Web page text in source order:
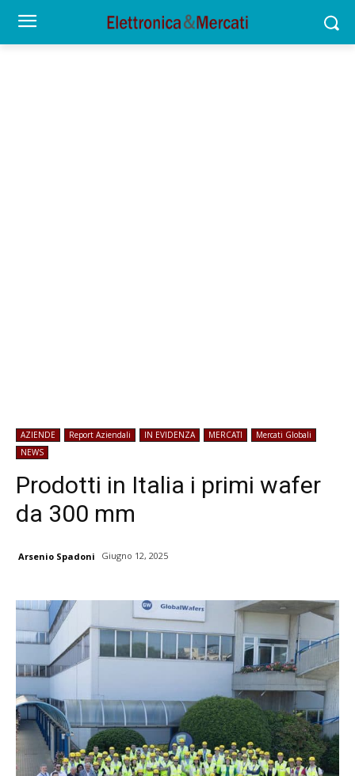
AZIENDE Report Aziendali IN EVIDENZA MERCATI
Mercati Globali
NEWS
Prodotti in Italia i primi wafer
da 300 mm
Arsenio Spadoni Giugno 12, 2025